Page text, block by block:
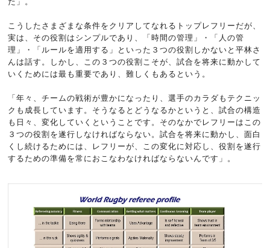
こうしたさまざまな条件をクリアしてなれるトップレフリーだが、
実は、その役割はシンプルであり、「時間の管理」・「人の管
理」・「ルールを適用する」といった３つの役割しかないと平林さ
んは話す。しかし、この３つの役割こそが、試合を将来に動かして
いくためには最も重要であり、難しくもあるという。
「年々、チームの戦術が豊かになったり、選手のカラダもテクニッ
クも成長しています。そうなるとどうなるかというと、試合の構造
も日々、変化していくということです。そのなかでレフリーはこの
３つの役割を遂行しなければならない。試合を将来に動かし、面白
くし続けるためには、レフリーが、この変化に対応し、役割を遂行
するための準備を常におこなわなければならないんです」。